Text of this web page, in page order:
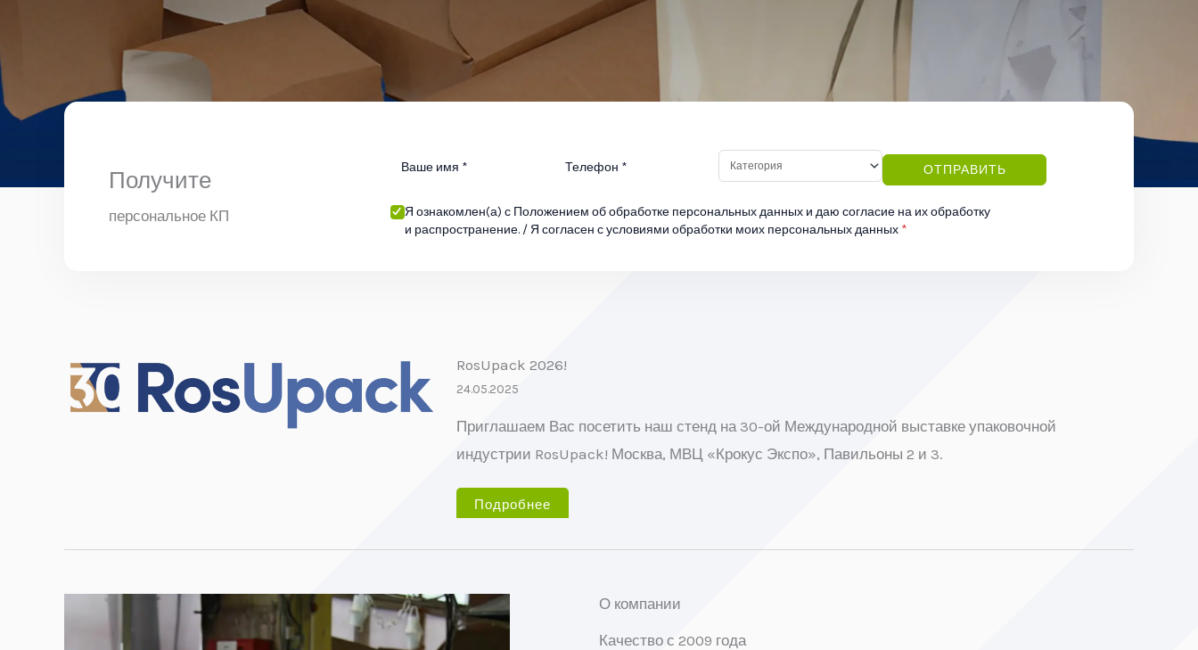
Получите
персональное КП
ОТПРАВИТЬ
Я ознакомлен(а) с Положением об обработке персональных данных и даю согласие на их обработку
и распространение. / Я согласен сусловиями обработки моих персональных данных *
RosUpack 2026!
24.05.2025
Приглашаем Вас посетить наш стенд на 30-ой Международной выставке упаковочной
индустрии RosUpack! Москва, МВЦ «Крокус Экспо», Павильоны 2 и 3.
Подробнее
О компании
Качество с 2009 года